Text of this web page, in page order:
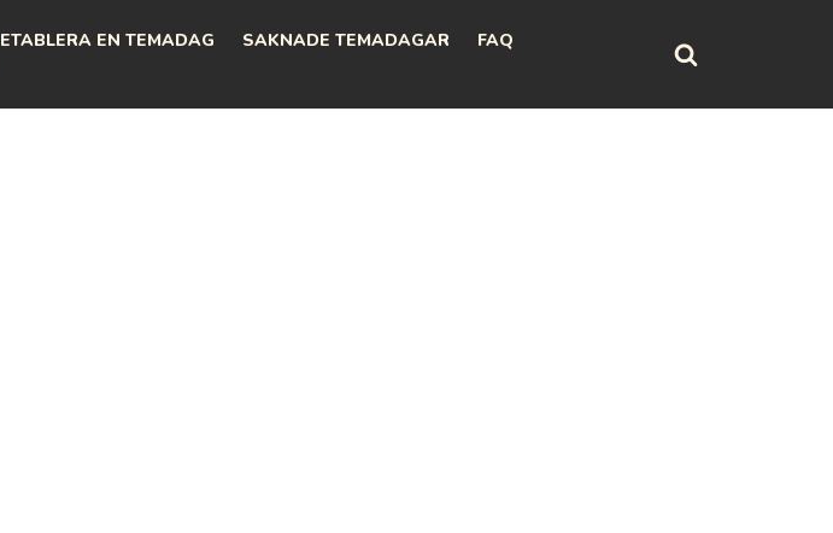
ETABLERA EN TEMADAG SAKNADE TEMADAGAR
FAQ